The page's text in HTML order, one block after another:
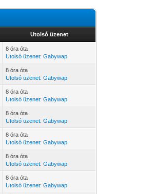
Utolsó üzenet
8 óra óta
Utolsó üzenet:Gabywap
8 óra óta
Utolsó üzenet:Gabywap
8 óra óta
Utolsó üzenet:Gabywap
8 óra óta
Utolsó üzenet:Gabywap
8 óra óta
Utolsó üzenet:Gabywap
8 óra óta
Utolsó üzenet:Gabywap
8 óra óta
Utolsó üzenet:Gabywap